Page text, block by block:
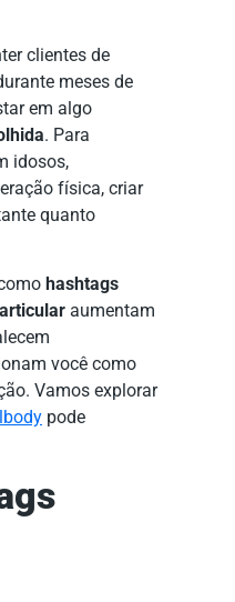
clientes de
meses de
em algo
. Para
idosos,
física, criar
quanto
hashtags
aumentam
você como
Vamos explorar
pode